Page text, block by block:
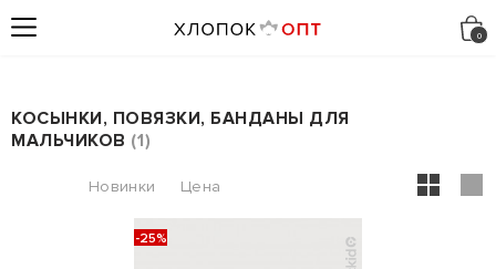
КОСЫНКИ, ПОВЯЗКИ, БАНДАНЫ ДЛЯ
МАЛЬЧИКОВ 1
-25%